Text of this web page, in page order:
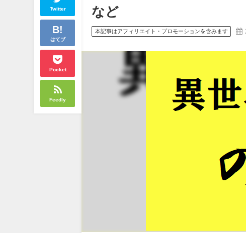
Twitter
はてブ
Pocket
Feedly
など
本記事はアフィリエイト・プロモーションを含みます